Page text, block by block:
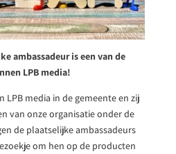
ambassadeur is een van de
LPB media!
LPB media in de gemeente en zij
van onze organisatie onder de
de plaatselijke ambassadeurs
om hen op de producten